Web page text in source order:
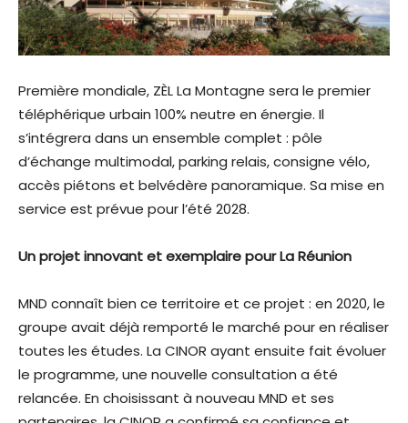
Première mondiale, ZÈL La Montagne sera le premier
téléphérique urbain 100% neutre en énergie. Il
s’intégrera dans un ensemble complet : pôle
d’échange multimodal, parking relais, consigne vélo,
accès piétons et belvédère panoramique. Sa mise en
service est prévue pour l’été 2028.
Un projet innovant et exemplaire pour La Réunion
MND connaît bien ce territoire et ce projet : en 2020, le
groupe avait déjà remporté le marché pour en réaliser
toutes les études. La CINOR ayant ensuite fait évoluer
le programme, une nouvelle consultation a été
relancée. En choisissant à nouveau MND et ses